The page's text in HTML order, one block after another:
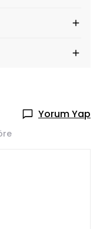
Yorum Yap